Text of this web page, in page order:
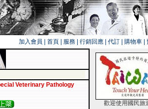
加入會員 首頁 服務 行銷回應 代訂 購物車
Veterinary Pathology
歡迎使用國民旅